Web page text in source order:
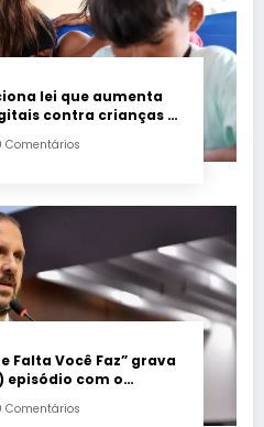
lei que aumenta
contra crianças é
Comentários
Falta Você Faz” grava
episódio com o
Comentários